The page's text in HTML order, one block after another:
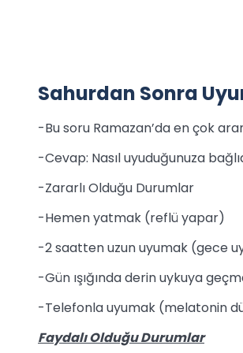
Sahurdan Sonra
-Bu soru Ramazan’da en çok
-Cevap: Nasıl uyuduğunuza
-Zararlı Olduğu Durumlar
-Hemen yatmak (reflü yapar)
-2 saatten uzun uyumak (gece
-Gün ışığında derin uykuya
-Telefonla uyumak (melatonin
Faydalı Olduğu Durumlar